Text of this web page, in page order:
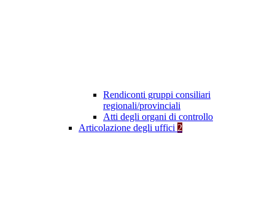
Rendiconti gruppi consiliari
regionali/provinciali
Atti degli organi di controllo
Articolazione degli uffici 2